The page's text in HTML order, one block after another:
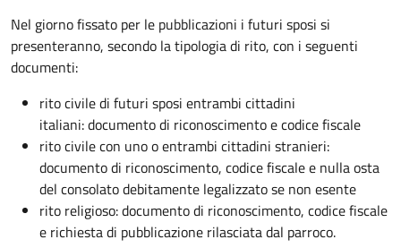
Nel giorno fissato per le pubblicazioni i futuri sposi si
presenteranno, secondo la tipologia di rito, con i seguenti
documenti:
rito civile di futuri sposi entrambi cittadini
italiani: documento di riconoscimento e codice fiscale
rito civile con uno o entrambi cittadini stranieri:
documento di riconoscimento, codice fiscale e nulla osta
del consolato debitamente legalizzato se non esente
rito religioso: documento di riconoscimento, codice fiscale
e richiesta di pubblicazione rilasciata dal parroco.